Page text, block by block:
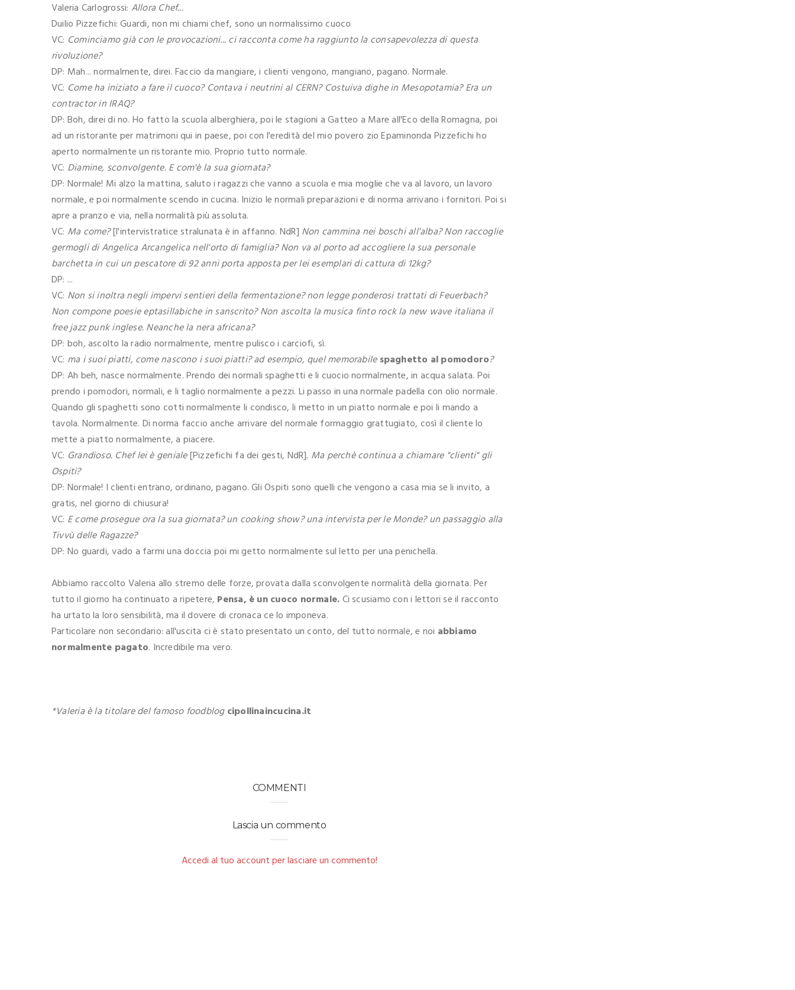
Valeria Carlogrossi: Allora Chef...
Duilio Pizzefichi: Guardi, non mi chiami chef, sono un normalissimo cuoco
VC: Cominciamo già con le provocazioni... ci racconta come ha raggiunto la consapevolezza di questa
rivoluzione?
DP: Mah... normalmente, direi. Faccio da mangiare, i clienti vengono, mangiano, pagano. Normale.
VC: Come ha iniziato a fare il cuoco? Contava i neutrini al CERN? Costuiva dighe in Mesopotamia? Era un
contractor in IRAQ?
DP: Boh, direi di no. Ho fatto la scuola alberghiera, poi le stagioni a Gatteo a Mare all'Eco della Romagna, poi
ad un ristorante per matrimoni qui in paese, poi con l'eredità del mio povero zio Epaminonda Pizzefichi ho
aperto normalmente un ristorante mio. Proprio tutto normale.
VC: Diamine, sconvolgente. E com'è la sua giornata?
DP: Normale! Mi alzo la mattina, saluto i ragazzi che vanno a scuola e mia moglie che va al lavoro, un lavoro
normale, e poi normalmente scendo in cucina. Inizio le normali preparazioni e di norma arrivano i fornitori. Poi si
apre a pranzo e via, nella normalità più assoluta.
VC: Ma come?[l'intervistratice stralunata è in affanno. NdR] Non cammina nei boschi all'alba? Non raccoglie
germogli di Angelica Arcangelica nell'orto di famiglia? Non va al porto ad accogliere la sua personale
barchetta in cui un pescatore di 92 anni porta apposta per lei esemplari di cattura di 12kg?
DP: ...
VC: Non si inoltra negli impervi sentieri della fermentazione? non legge ponderosi trattati di Feuerbach?
Non compone poesie eptasillabiche in sanscrito? Non ascolta la musica finto rock la new wave italiana il
free jazz punk inglese. Neanche la nera africana?
DP: boh, ascolto la radio normalmente, mentre pulisco i carciofi, sì.
VC: ma i suoi piatti, come nascono i suoi piatti? ad esempio, quel memorabilespaghetto al pomodoro?
DP: Ah beh, nasce normalmente. Prendo dei normali spaghetti e li cuocio normalmente, in acqua salata. Poi
prendo i pomodori, normali, e li taglio normalmente a pezzi. Li passo in una normale padella con olio normale.
Quando gli spaghetti sono cotti normalmente li condisco, li metto in un piatto normale e poi li mando a
tavola. Normalmente. Di norma faccio anche arrivare del normale formaggio grattugiato, così il cliente lo
mette a piatto normalmente, a piacere.
VC: Grandioso. Chef lei è geniale[Pizzefichi fa dei gesti, NdR]. Ma perchè continua a chiamare "clienti" gli
Ospiti?
DP: Normale! I clienti entrano, ordinano, pagano. Gli Ospiti sono quelli che vengono a casa mia se li invito, a
gratis, nel giorno di chiusura!
VC: E come prosegue ora la sua giornata? un cooking show? una intervista per le Monde? un passaggio alla
Tivvù delle Ragazze?
DP: No guardi, vado a farmi una doccia poi mi getto normalmente sul letto per una penichella.
Abbiamo raccolto Valeria allo stremo delle forze, provata dalla sconvolgente normalità della giornata. Per
tutto il giorno ha continuato a ripetere, Pensa, è un cuoco normale.Ci scusiamo con i lettori se il racconto
ha urtato la loro sensibilità, ma il dovere di cronaca ce lo imponeva.
Particolare non secondario: all'uscita ci è stato presentato un conto, del tutto normale, e noi abbiamo
normalmente pagato. Incredibile ma vero.
*Valeria è la titolare del famoso foodblogcipollinaincucina.it
COMMENTI
Lascia un commento
Accedi al tuo account per lasciare un commento!